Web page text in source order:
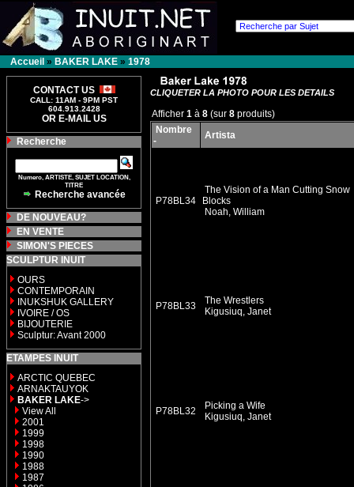
Accueil » BAKER LAKE » 1978
CONTACT US
CALL: 11AM - 9PM PST
604.913.2428
OR E-MAIL US
Recherche
Numero, ARTISTE, SUJET LOCATION,
TITRE
Recherche avancée
DE NOUVEAU?
EN VENTE
SIMON'S PIECES
SCULPTUR INUIT
OURS
CONTEMPORAIN
INUKSHUK GALLERY
IVOIRE / OS
BIJOUTERIE
Sculptur: Avant 2000
ETAMPES INUIT
ARCTIC QUEBEC
ARNAKTAUYOK
BAKER LAKE->
View All
2001
1999
1998
1990
1988
1987
CLIQUETER LA PHOTO POUR LES DETAILS
Afficher 1 à 8 (sur 8 produits)
Nombre
-
Artista
P78BL34
The Vision of a Man Cutting Snow
Blocks
Noah, William
P78BL33
The Wrestlers
Kigusiuq, Janet
P78BL32
Picking a Wife
Kigusiuq, Janet